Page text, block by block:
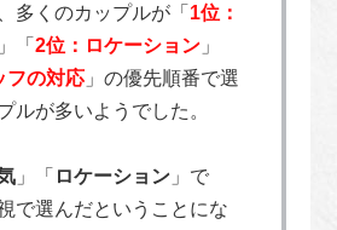
多くのカップルが「 1位：
」「2位：ロケーション 」
フの対応 」の優先順番で選
ルが多いようでした。
」「 ロケーション 」で
で選んだということにな